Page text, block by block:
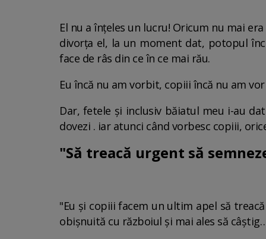
El nu a înțeles un lucru! Oricum nu mai
divorța el, la un moment dat, potopul
face de râs din ce în ce mai rău.
Eu încă nu am vorbit, copiii încă nu am
Dar, fetele și inclusiv băiatul meu i-au
dovezi . iar atunci când vorbesc copiii,
"Să treacă urgent să
"Eu și copiii facem un ultim apel să
obișnuită cu războiul și mai ales să